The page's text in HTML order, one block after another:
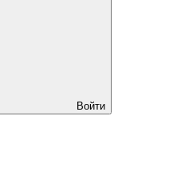
Войти